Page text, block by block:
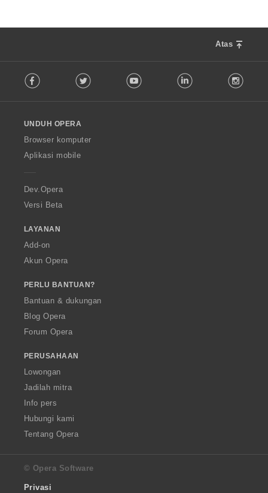
Atas
o
w
O
p
a
Facebook Twitter Youtube LinkedIn
UNDUH OPERA
Browser komputer
Aplikasi mobile
Dev.Opera
Versi Beta
LAYANAN
Add-on
Akun Opera
PERLU BANTUAN?
Bantuan & dukungan
Blog Opera
Forum Opera
PERUSAHAAN
Lowongan
Jadilah mitra
Info pers
Hubungi kami
Tentang Opera
© Opera Software
Privasi